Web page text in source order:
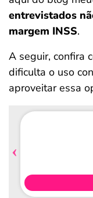
entrevistados
margem INSS.
A seguir, confira
dificulta o uso
aproveitar essa